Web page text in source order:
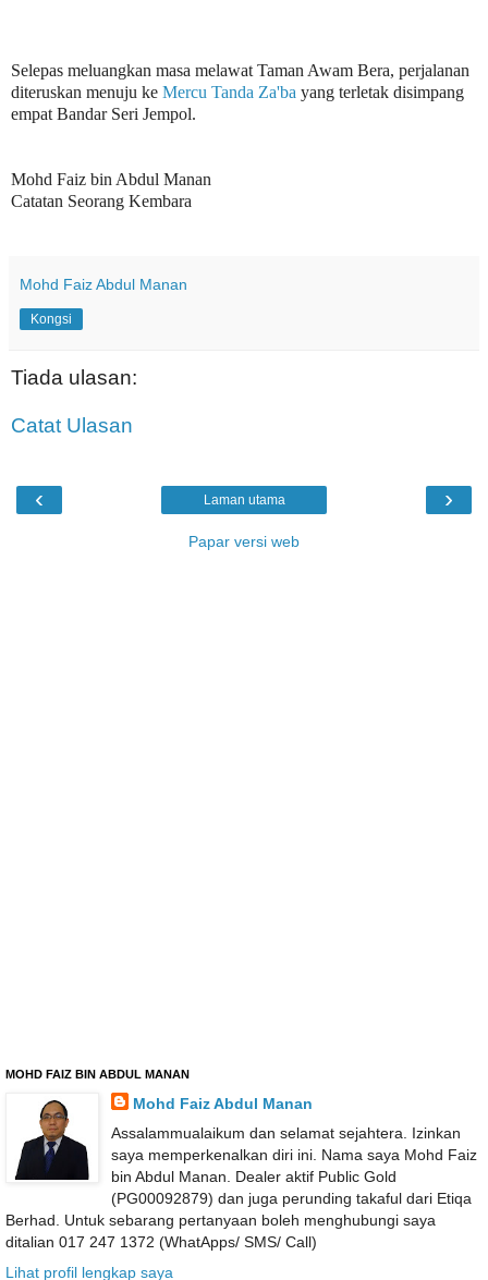
Selepas meluangkan masa melawat Taman Awam Bera, perjalanan
diteruskan menuju ke Mercu Tanda Za'ba yang terletak disimpang
empat Bandar Seri Jempol.
Mohd Faiz bin Abdul Manan
Catatan Seorang Kembara
Mohd Faiz Abdul Manan
Kongsi
Tiada ulasan:
Catat Ulasan
‹ ›
Laman utama
Papar versi web
MOHD FAIZ BIN ABDUL MANAN
Mohd Faiz Abdul Manan
Assalammualaikum dan selamat sejahtera. Izinkan
saya memperkenalkan diri ini. Nama saya Mohd Faiz
bin Abdul Manan. Dealer aktif Public Gold
(PG00092879) dan juga perunding takaful dari Etiqa
Berhad. Untuk sebarang pertanyaan boleh menghubungi saya
ditalian 017 247 1372 (WhatApps/ SMS/ Call)
Lihat profil lengkap saya